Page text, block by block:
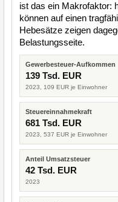
ist das ein Makrofaktor:
können auf einen
Hebesätze zeigen
Belastungsseite.
Gewerbesteuer-Aufkommen
139 Tsd. EUR
2023, 109 EUR je Einwohner
Steuereinnahmekraft
681 Tsd. EUR
2023, 537 EUR je Einwohner
Anteil Umsatzsteuer
42 Tsd. EUR
2023